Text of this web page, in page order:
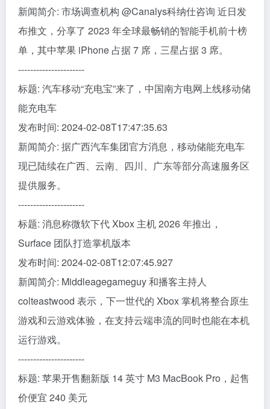
新闻简介: 市场调查机构 @Canalys科纳仕咨询 近日发
布推文，分享了 2023 年全球最畅销的智能手机前十榜
单，其中苹果 iPhone 占据 7 席，三星占据 3 席。
----------------------
标题: 汽车移动“充电宝”来了，中国南方电网上线移动储
能充电车
发布时间: 2024-02-08T17:47:35.63
新闻简介: 据广西汽车集团官方消息，移动储能充电车
现已陆续在广西、云南、四川、广东等部分高速服务区
提供服务。
----------------------
标题: 消息称微软下代 Xbox 主机 2026 年推出，
Surface 团队打造掌机版本
发布时间: 2024-02-08T12:07:45.927
新闻简介: Middleagegameguy 和播客主持人
colteastwood 表示，下一世代的 Xbox 掌机将整合原生
游戏和云游戏体验，在支持云端串流的同时也能在本机
运行游戏。
----------------------
标题: 苹果开售翻新版 14 英寸 M3 MacBook Pro，起售
价便宜 240 美元